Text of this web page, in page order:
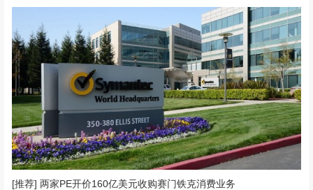
[推荐] 两家PE开价160亿美元收购赛门铁克消费业务